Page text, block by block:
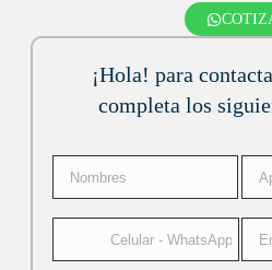
¡Hola! para
completa los